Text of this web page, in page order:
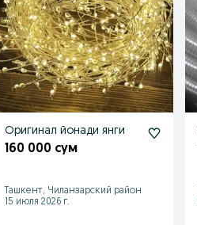
Оригинал йонади янги
160 000 сум
Ташкент, Чиланзарский район
15 июля 2026 г.